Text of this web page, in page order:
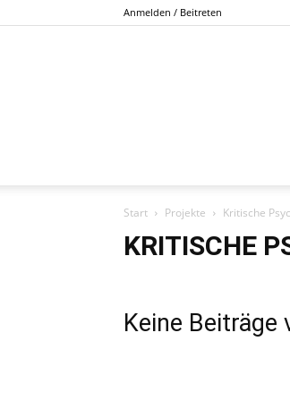
Anmelden / Beitreten
Start Projekte Kritische
KRITISCHE
Keine Beiträge